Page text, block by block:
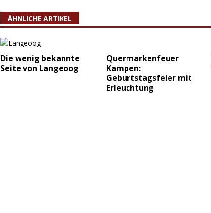
ÄHNLICHE ARTIKEL
Die wenig bekannte
Seite von Langeoog
Quermarkenfeuer
Kampen:
Geburtstagsfeier mit
Erleuchtung